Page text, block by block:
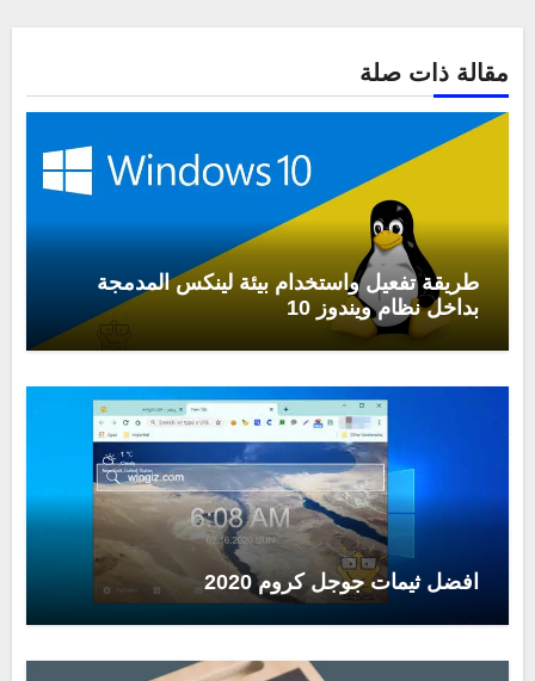
مقالة ذات صلة
طريقة تفعيل واستخدام بيئة لينكس المدمجة
بداخل نظام ويندوز 10
افضل ثيمات جوجل كروم 2020